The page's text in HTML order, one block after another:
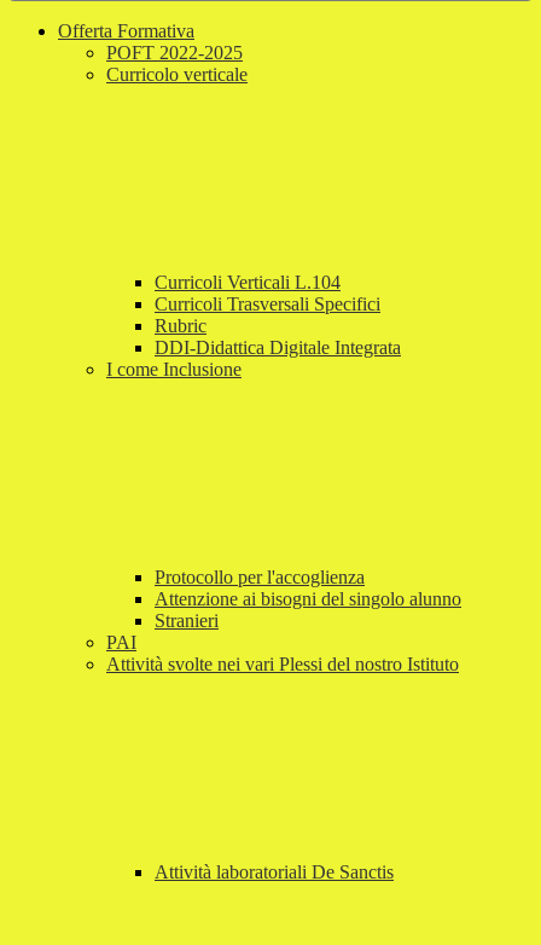
Offerta Formativa
POFT 2022-2025
Curricolo verticale
Curricoli Verticali L.104
Curricoli Trasversali Specifici
Rubric
DDI-Didattica Digitale Integrata
I come Inclusione
Protocollo per l'accoglienza
Attenzione ai bisogni del singolo alunno
Stranieri
PAI
Attività svolte nei vari Plessi del nostro Istituto
Attività laboratoriali De Sanctis